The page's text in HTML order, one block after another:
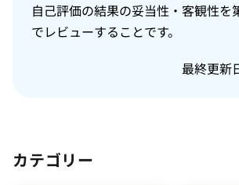
自己評価の結果の妥当性・客観性を
でレビューすることです。
最終更新
カテゴリー